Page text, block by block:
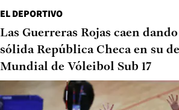
EL DEPORTIVO
Las Guerreras Rojas caen
sólida República Checa en su
Mundial de Vóleibol Sub 17